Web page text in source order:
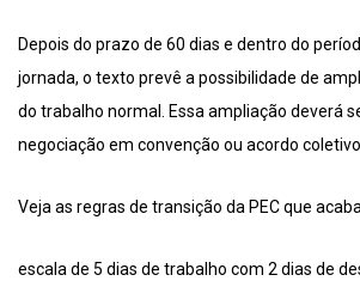
Depois do prazo de 60 dias e dentro do
jornada, o texto prevê a possibilidade de
do trabalho normal. Essa ampliação deverá
negociação em convenção ou acordo
Veja as regras de transição da PEC que
escala de 5 dias de trabalho com 2 dias de